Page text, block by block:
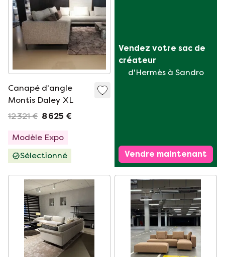
Canapé d'angle
Montis Daley XL
12 321 € 8 625 €
Modèle Expo
Sélectionné
Vendez votre sac de
créateur
d'Hermès à Sandro
Vendre maintenant